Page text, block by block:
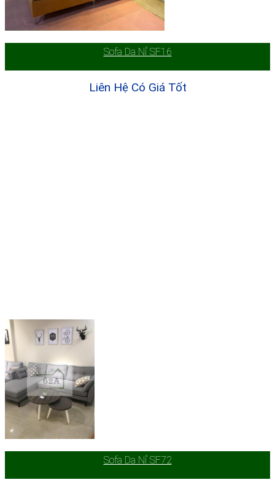
Sofa Da Nỉ SF16
Liên Hệ Có Giá Tốt
Sofa Da Nỉ SF72